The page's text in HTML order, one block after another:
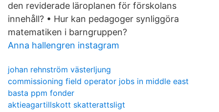
den reviderade läroplanen för förskolans
innehåll? • Hur kan pedagoger synliggöra
matematiken i barngruppen?
Anna hallengren instagram
johan rehnström västerljung
commissioning field operator jobs in middle east
basta ppm fonder
aktieagartillskott skatterattsligt